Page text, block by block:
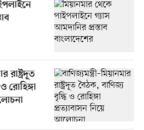
রাষ্ট্রদূত
রোহিঙ্গা